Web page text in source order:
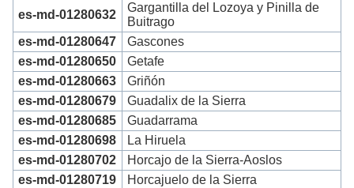
es-md-01280632
Gargantilla del Lozoya y Pinilla de
Buitrago
es-md-01280647
Gascones
es-md-01280650
Getafe
es-md-01280663
Griñón
es-md-01280679
Guadalix de la Sierra
es-md-01280685
Guadarrama
es-md-01280698
La Hiruela
es-md-01280702
Horcajo de la Sierra-Aoslos
es-md-01280719
Horcajuelo de la Sierra